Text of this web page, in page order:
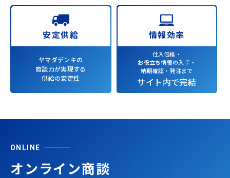
安定供給
ヤマダデンキの
商談力が実現する
供給の安定性
情報効率
仕入価格・
お役立ち情報の入手・
納期確認・発注まで
サイト内で完結
ONLINE
オンライン商談